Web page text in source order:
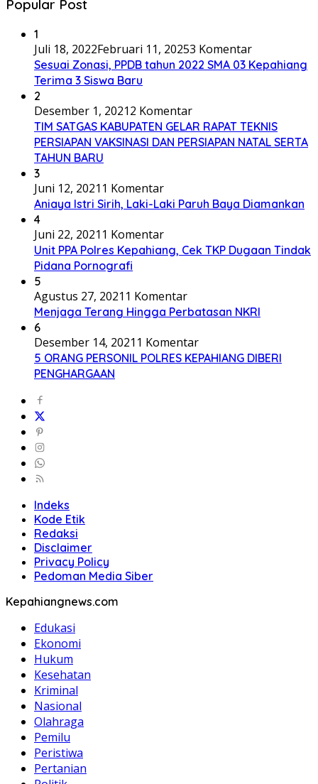
Popular Post
1
Juli 18, 2022Februari 11, 20253 Komentar
Sesuai Zonasi, PPDB tahun 2022 SMA 03 Kepahiang
Terima 3 Siswa Baru
2
Desember 1, 20212 Komentar
TIM SATGAS KABUPATEN GELAR RAPAT TEKNIS
PERSIAPAN VAKSINASI DAN PERSIAPAN NATAL SERTA
TAHUN BARU
3
Juni 12, 2021 1 Komentar
Aniaya Istri Sirih, Laki-Laki Paruh Baya Diamankan
4
Juni 22, 2021 1 Komentar
Unit PPA Polres Kepahiang, Cek TKP Dugaan Tindak
Pidana Pornografi
5
Agustus 27, 2021 1 Komentar
Menjaga Terang Hingga Perbatasan NKRI
6
Desember 14, 2021 1 Komentar
5 ORANG PERSONIL POLRES KEPAHIANG DIBERI
PENGHARGAAN
Indeks
Kode Etik
Redaksi
Disclaimer
Privacy Policy
Pedoman Media Siber
Kepahiangnews.com
Edukasi
Ekonomi
Hukum
Kesehatan
Kriminal
Nasional
Olahraga
Pemilu
Peristiwa
Pertanian